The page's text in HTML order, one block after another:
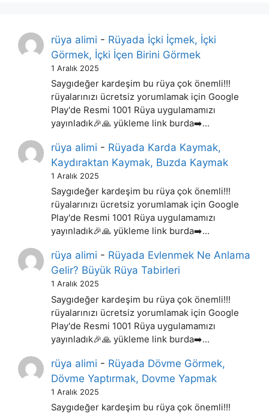
rüya alimi - Rüyada İçki İçmek, İçki
Görmek, İçki İçen Birini Görmek
1 Aralık 2025
Saygıdeğer kardeşim bu rüya çok önemli!!!
rüyalarınızı ücretsiz yorumlamak için Google
Play'de Resmi 1001 Rüya uygulamamızı
yayınladık🎉🙏 yükleme link burda➡️…
rüya alimi - Rüyada Karda Kaymak,
Kaydıraktan Kaymak, Buzda Kaymak
1 Aralık 2025
Saygıdeğer kardeşim bu rüya çok önemli!!!
rüyalarınızı ücretsiz yorumlamak için Google
Play'de Resmi 1001 Rüya uygulamamızı
yayınladık🎉🙏 yükleme link burda➡️…
rüya alimi - Rüyada Evlenmek Ne Anlama
Gelir? Büyük Rüya Tabirleri
1 Aralık 2025
Saygıdeğer kardeşim bu rüya çok önemli!!!
rüyalarınızı ücretsiz yorumlamak için Google
Play'de Resmi 1001 Rüya uygulamamızı
yayınladık🎉🙏 yükleme link burda➡️…
rüya alimi - Rüyada Dövme Görmek,
Dövme Yaptırmak, Dovme Yapmak
1 Aralık 2025
Saygıdeğer kardeşim bu rüya çok önemli!!!